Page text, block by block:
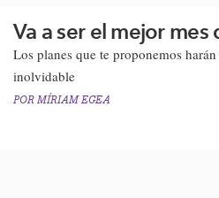
Va a ser el mejor
Los planes que te proponemos
inolvidable
POR MÍRIAM EGEA